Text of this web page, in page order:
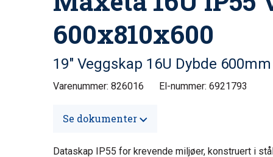
600x810x600
19" Veggskap 16U Dybde
Varenummer: 826016 El-nummer: 6921793
Se dokumenter
Dataskap IP55 for krevende miljøer, konstruert i